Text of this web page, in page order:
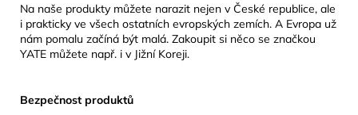
Na naše produkty můžete narazit nejen v České republice, ale
i prakticky ve všech ostatních evropských zemích. A Evropa už
nám pomalu začíná být malá. Zakoupit si něco se značkou
YATE můžete např. i v Jižní Koreji.
Bezpečnost produktů